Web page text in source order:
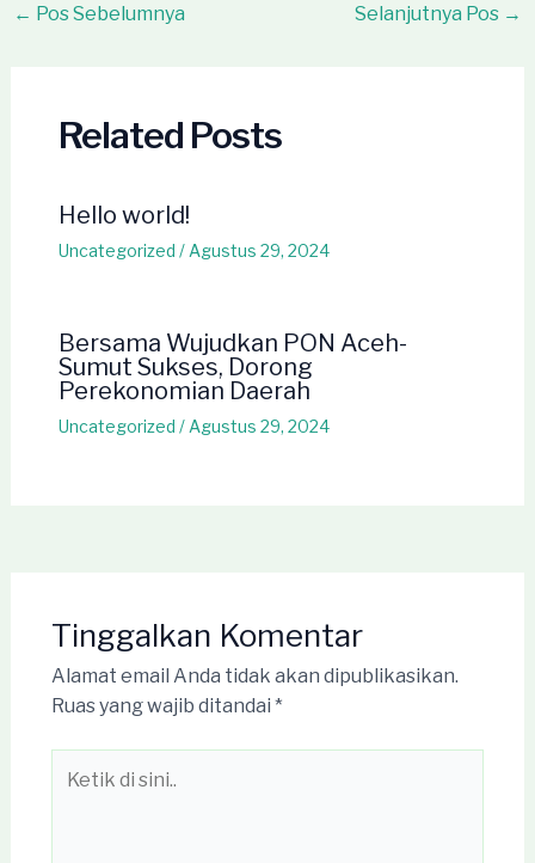
Post
← Pos Sebelumnya Selanjutnya Pos →
Related Posts
Hello world!
Uncategorized / Agustus 29, 2024
Bersama Wujudkan PON Aceh-
Sumut Sukses, Dorong
Perekonomian Daerah
Uncategorized / Agustus 29, 2024
Tinggalkan Komentar
Alamat email Anda tidak akan dipublikasikan.
Ruas yang wajib ditandai *